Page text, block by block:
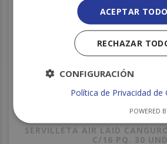
SERVILLETA AIR LAID
C/16 PQ. 30
ACEPTAR TODO
RECHAZAR
CONFIGURACIÓN
Política de Privacidad de
POWERED